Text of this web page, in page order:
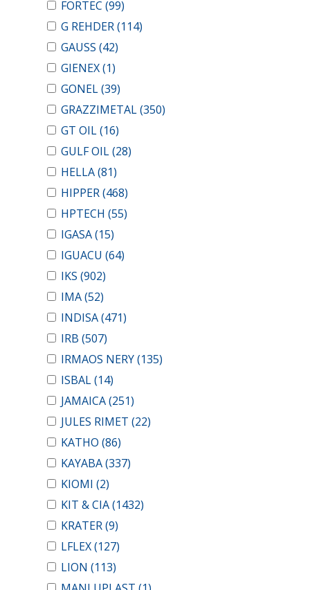
FORTEC (99)
G REHDER(114)
GAUSS (42)
GIENEX(1)
GONEL(39)
GRAZZIMETAL(350)
GT OIL(16)
GULF OIL(28)
HELLA(81)
HIPPER(468)
HPTECH (55)
IGASA(15)
IGUACU (64)
IKS (902)
IMA(52)
INDISA(471)
IRB (507)
IRMAOS NERY(135)
ISBAL(14)
JAMAICA(251)
JULES RIMET (22)
KATHO (86)
KAYABA(337)
KIOMI (2)
KIT & CIA(1432)
KRATER(9)
LFLEX(127)
LION (113)